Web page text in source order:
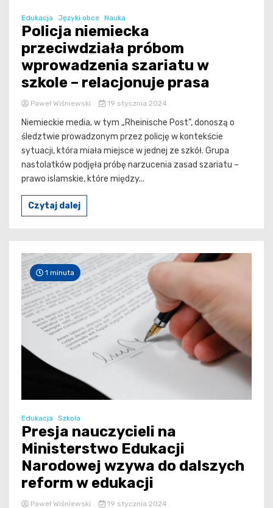
Edukacja Języki obce Nauka
Policja niemiecka
przeciwdziała próbom
wprowadzenia szariatu w
szkole – relacjonuje prasa
Paweł Wiśniewski 19 stycznia 2024
Niemieckie media, w tym „Rheinische Post”, donoszą o
śledztwie prowadzonym przez policję w kontekście
sytuacji, która miała miejsce w jednej ze szkół. Grupa
nastolatków podjęła próbę narzucenia zasad szariatu –
prawo islamskie, które między...
Czytaj dalej
1 minuta
Edukacja Szkoła
Presja nauczycieli na
Ministerstwo Edukacji
Narodowej wzywa do dalszych
reform w edukacji
Paweł Wiśniewski 19 stycznia 2024